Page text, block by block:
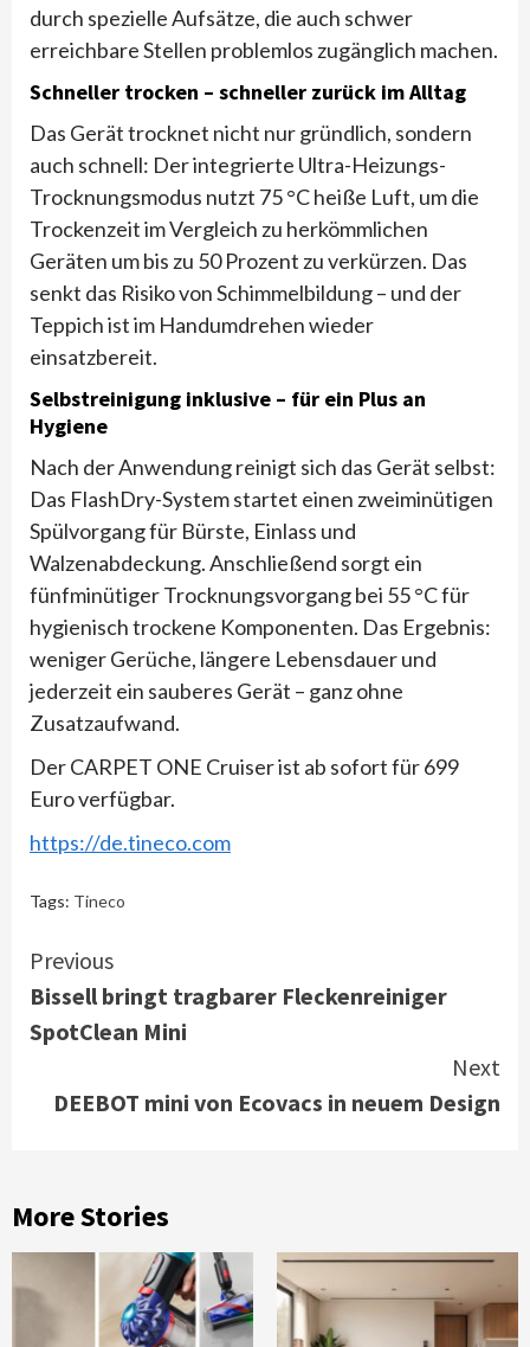
durch spezielle Aufsätze, die auch schwer
erreichbare Stellen problemlos zugänglich machen.
Schneller trocken – schneller zurück im Alltag
Das Gerät trocknet nicht nur gründlich, sondern
auch schnell: Der integrierte Ultra-Heizungs-
Trocknungsmodus nutzt 75 °C heiße Luft, um die
Trockenzeit im Vergleich zu herkömmlichen
Geräten um bis zu 50 Prozent zu verkürzen. Das
senkt das Risiko von Schimmelbildung – und der
Teppich ist im Handumdrehen wieder
einsatzbereit.
Selbstreinigung inklusive – für ein Plus an
Hygiene
Nach der Anwendung reinigt sich das Gerät selbst:
Das FlashDry-System startet einen zweiminütigen
Spülvorgang für Bürste, Einlass und
Walzenabdeckung. Anschließend sorgt ein
fünfminütiger Trocknungsvorgang bei 55 °C für
hygienisch trockene Komponenten. Das Ergebnis:
weniger Gerüche, längere Lebensdauer und
jederzeit ein sauberes Gerät – ganz ohne
Zusatzaufwand.
Der CARPET ONE Cruiser ist ab sofort für 699
Euro verfügbar.
https://de.tineco.com
Tags: Tineco
Continue
Reading
Previous
Bissell bringt tragbarer Fleckenreiniger
SpotClean Mini
Next
DEEBOT mini von Ecovacs in neuem Design
More Stories